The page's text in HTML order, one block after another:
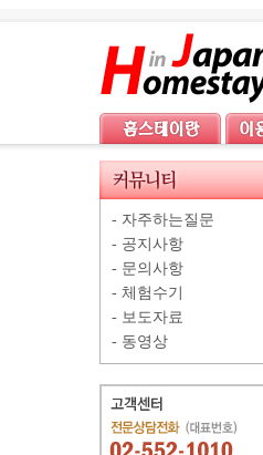
- 자주하는질문
- 공지사항
- 문의사항
- 체험수기
- 보도자료
- 동영상